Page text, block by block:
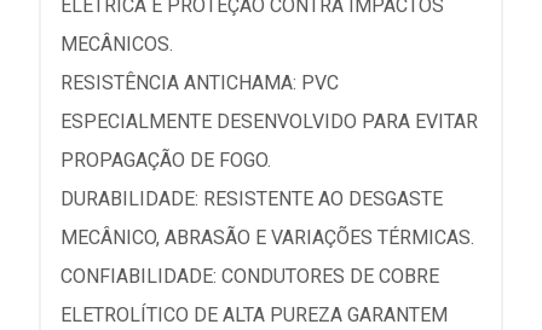
ELÉTRICA E PROTEÇÃO CONTRA IMPACTOS
MECÂNICOS.
RESISTÊNCIA ANTICHAMA: PVC
ESPECIALMENTE DESENVOLVIDO PARA EVITAR
PROPAGAÇÃO DE FOGO.
DURABILIDADE: RESISTENTE AO DESGASTE
MECÂNICO, ABRASÃO E VARIAÇÕES TÉRMICAS.
CONFIABILIDADE: CONDUTORES DE COBRE
ELETROLÍTICO DE ALTA PUREZA GARANTEM